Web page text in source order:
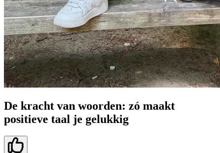
De kracht van woorden: zó maakt
positieve taal je gelukkig